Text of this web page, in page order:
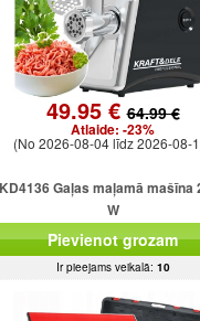
49.95 €64.99 €
Atlaide: -23%
(No 2026-08-04 līdz 2026-08-
KD4136 Gaļas maļamā mašīna
W
Pievienot grozam
Ir pieejams veikalā: 10